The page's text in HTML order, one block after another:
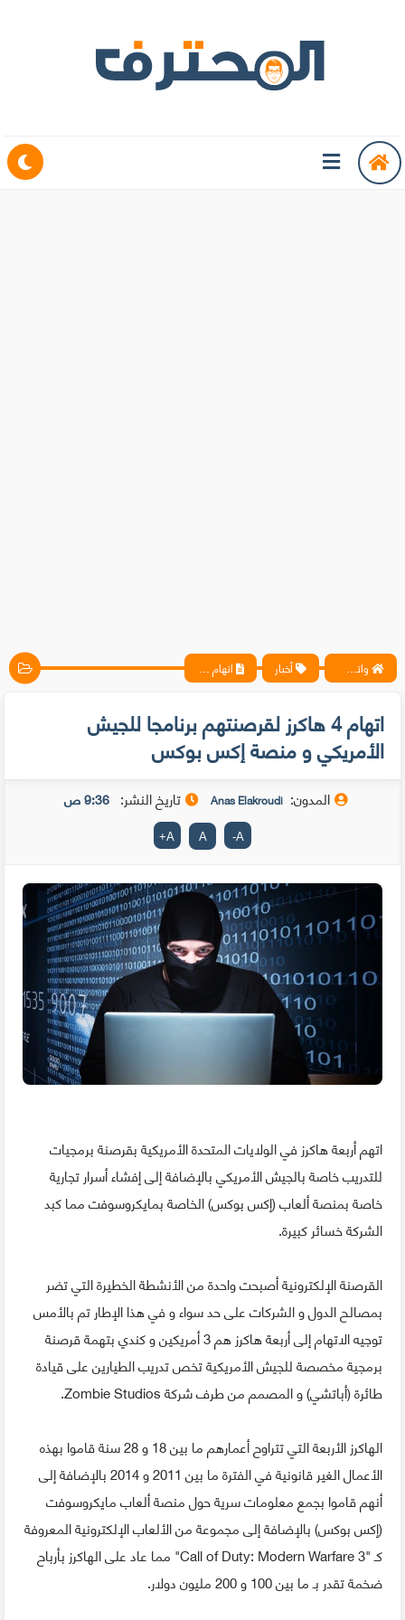
واتس آب ، فيسبوك ، أنترنت ، شروحات تقنية حصرية - المحترف أخبار اتهام 4 هاكرز لقرصنتهم برنامجا للجيش الأمريكي و منصة إكس بوكس
اتهام 4 هاكرز لقرصنتهم برنامجا للجيش
الأمريكي و منصة إكس بوكس
المدون: Anas Elakroudi تاريخ النشر: 9:36 ص
A
-
A
A
+
اتهم أربعة هاكرز في الولايات المتحدة الأمريكية بقرصنة برمجيات
للتدريب خاصة بالجيش الأمريكي بالإضافة إلى إفشاء أسرار تجارية
خاصة بمنصة ألعاب (إكس بوكس) الخاصة بمايكروسوفت مما كبد
الشركة خسائر كبيرة.
القرصنة الإلكترونية أصبحت واحدة من الأنشطة الخطيرة التي تضر
بمصالح الدول و الشركات على حد سواء و في هذا الإطار تم بالأمس
توجيه الاتهام إلى أربعة هاكرز هم 3 أمريكين و كندي بتهمة قرصنة
برمجية مخصصة للجيش الأمريكية تخص تدريب الطيارين على قيادة
طائرة (أباتشي) و المصمم من طرف شركة Zombie Studios.
الهاكرز الأربعة التي تتراوح أعمارهم ما بين 18 و 28 سنة قاموا بهذه
الأعمال الغير قانونية في الفترة ما بين 2011 و 2014 بالإضافة إلى
أنهم قاموا بجمع معلومات سرية حول منصة ألعاب مايكروسوفت
(إكس بوكس) بالإضافة إلى مجموعة من الألعاب الإلكترونية المعروفة
كـ "Call of Duty: Modern Warfare 3" مما عاد على الهاكرز بأرباح
ضخمة تقدر بـ ما بين 100 و 200 مليون دولار.